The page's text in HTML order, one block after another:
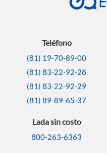
Teléfono
(81) 19-70-89-00
(81) 83-22-92-28
(81) 83-22-92-29
(81) 89-89-65-37
Lada sin costo
800-263-6363